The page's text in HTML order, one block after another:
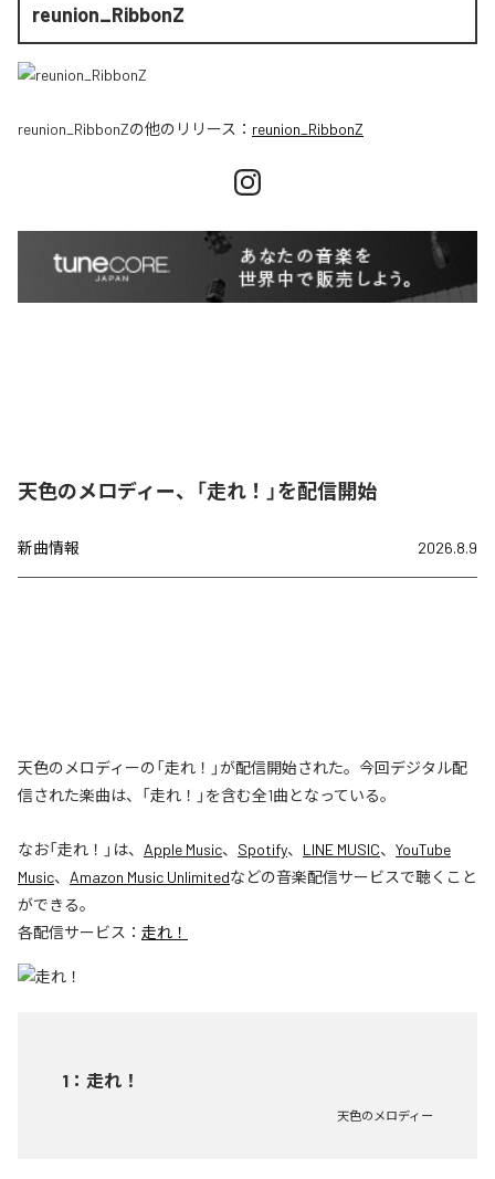
reunion_RibbonZ
reunion_RibbonZの他のリリース： reunion_RibbonZ
天色のメロディー、「走れ！」を配信開始
新曲情報 2026.8.9
天色のメロディーの「走れ！」が配信開始された。今回デジタル配
信された楽曲は、「走れ！」を含む全1曲となっている。
なお「走れ！ 」は、 Apple Music、 Spotify、 LINE MUSIC、 YouTube
Music、 Amazon Music Unlimitedなどの音楽配信サービスで聴くこと
ができる。
各配信サービス： 走れ！
1 ： 走れ！
天色のメロディー